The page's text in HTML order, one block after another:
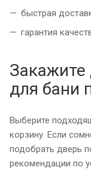
быстрая
гарантия
для бани
Выберите
корзину. Если
подобрать дверь
рекомендации по